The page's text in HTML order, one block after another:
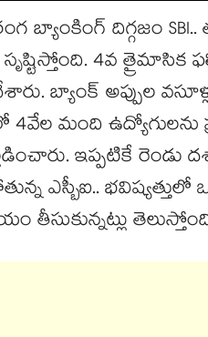
బ్యాంకింగ్ దిగ్గజం
సృష్టిస్తోంది. 4వ
బ్యాంక్ అప్పుల
మంది ఉద్యోగులను
ఇప్పటికే
ఎస్బీఐ..
తీసుకున్నట్లు